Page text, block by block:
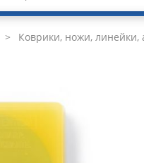
Коврики, ножи, линейки,